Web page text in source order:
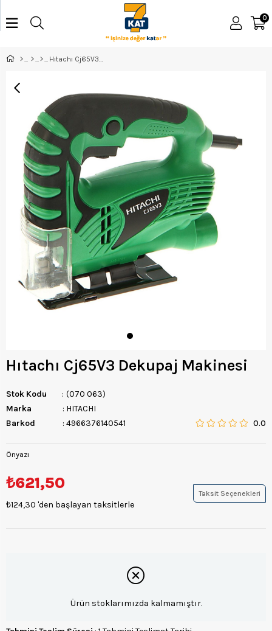
0
Hıtachı Cj65V3 Dekupaj Makinesi
Stok Kodu
(070 063)
Marka
: HITACHI
Barkod
: 4966376140541 0.0
Önyazı
₺621,50
₺124,30 'den başlayan taksitlerle
Taksit Seçenekleri
Ürün stoklarımızda kalmamıştır.